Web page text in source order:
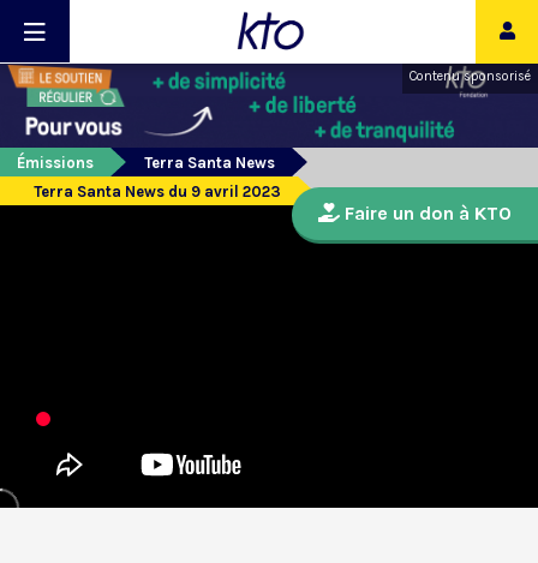
Contenu sponsorisé
Émissions
Terra Santa News
Terra Santa News du 9 avril 2023
Faire un don à KTO